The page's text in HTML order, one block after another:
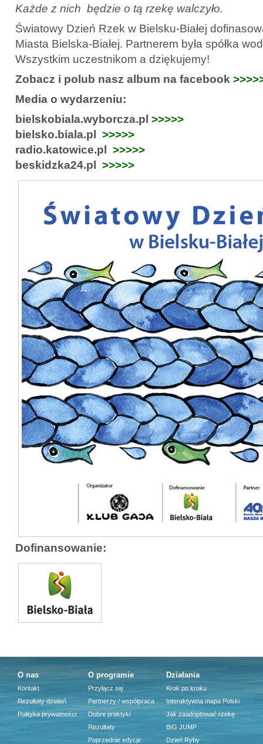
Każde z nich będzie o tą rzekę walczyło.
Światowy Dzień Rzek w Bielsku-Białej
Miasta Bielska-Białej. Partnerem była spółka
Wszystkim uczestnikom a dziękujemy!
Zobacz i polub nasz album na facebook
Media o wydarzeniu:
bielskobiala.wyborcza.pl >>>>>
bielsko.biala.pl >>>>>
radio.katowice.pl >>>>>
beskidzka24.pl >>>>>
Dofinansowanie:
O nas
Kontakt
Rezultaty działań
Polityka prywatności
O programie
Przyłącz się
Partnerzy / współpraca
Dobre praktyki
Rezultaty
Poprzednie edycje
Działania
Krok po kroku
Interaktywna mapa Polski
Jak zaadoptować rzekę
BIG JUMP
Dzień Ryby